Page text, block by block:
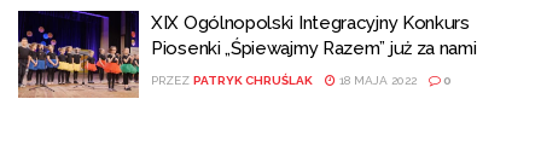
XIX Ogólnopolski Integracyjny Konkurs
Piosenki „Śpiewajmy Razem” już za nami
PRZEZ PATRYK CHRUŚLAK 18 MAJA 2022 0